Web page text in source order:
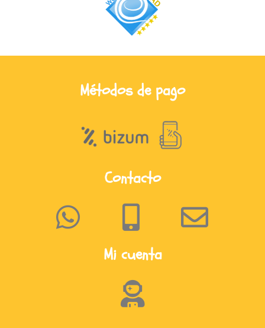
Métodos de pago
Contacto
Mi cuenta